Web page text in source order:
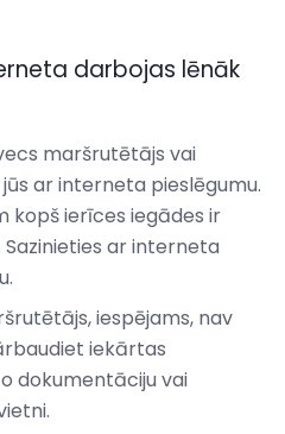
darbojas lēnāk
maršrutētājs vai
ar interneta pieslēgumu.
kopš ierīces iegādes ir
ar interneta
iespējams, nav
iekārtas
dokumentāciju vai